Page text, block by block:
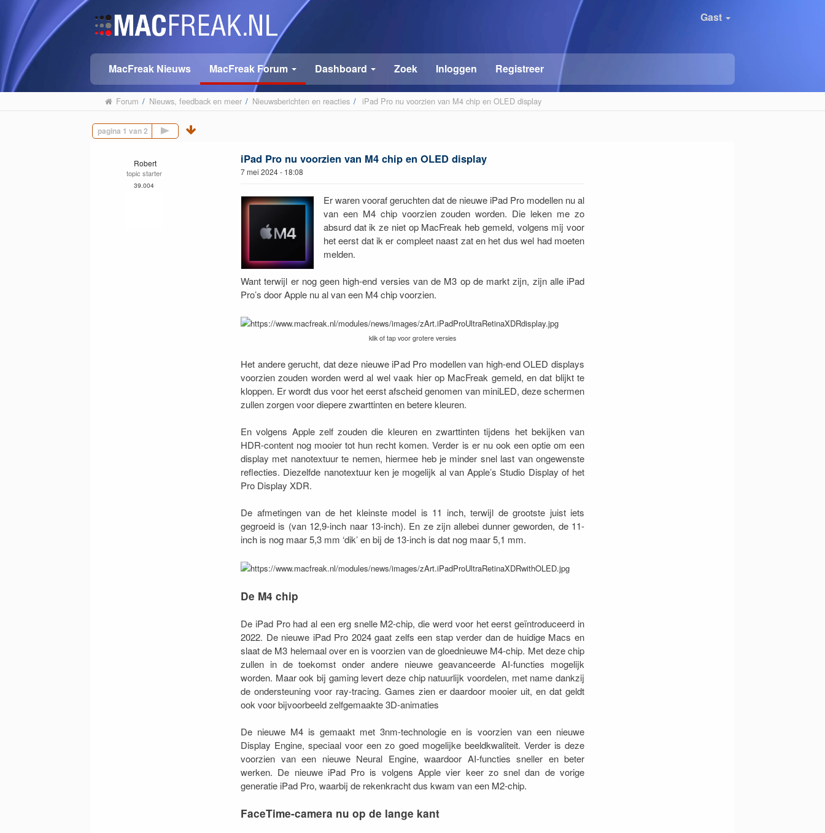
Gast
MacFreak Nieuws MacFreak Forum Dashboard Zoek Inloggen Registreer
Forum / Nieuws, feedback en meer / Nieuwsberichten en reacties / iPad Pro nu voorzien van M4 chip en OLED display
Volgende pagina
Robert
topic starter
39.004
iPad Pro nu voorzien van M4 chip en OLED display
7 mei 2024 - 18:08
Er waren vooraf geruchten dat de nieuwe iPad Pro modellen nu al
van een M4 chip voorzien zouden worden. Die leken me zo
absurd dat ik ze niet op MacFreak heb gemeld, volgens mij voor
het eerst dat ik er compleet naast zat en het dus wel had moeten
melden.
Want terwijl er nog geen high-end versies van de M3 op de markt zijn, zijn alle iPad
Pro’s door Apple nu al van een M4 chip voorzien.
klik of tap voor grotere versies
Het andere gerucht, dat deze nieuwe iPad Pro modellen van high-end OLED displays
voorzien zouden worden werd al wel vaak hier op MacFreak gemeld, en dat blijkt te
kloppen. Er wordt dus voor het eerst afscheid genomen van miniLED, deze schermen
zullen zorgen voor diepere zwarttinten en betere kleuren.
En volgens Apple zelf zouden die kleuren en zwarttinten tijdens het bekijken van
HDR-content nog mooier tot hun recht komen. Verder is er nu ook een optie om een
display met nanotextuur te nemen, hiermee heb je minder snel last van ongewenste
reflecties. Diezelfde nanotextuur ken je mogelijk al van Apple’s Studio Display of het
Pro Display XDR.
De afmetingen van de het kleinste model is 11 inch, terwijl de grootste juist iets
gegroeid is (van 12,9-inch naar 13-inch). En ze zijn allebei dunner geworden, de 11-
inch is nog maar 5,3 mm ‘dik’ en bij de 13-inch is dat nog maar 5,1 mm.
De M4 chip
De iPad Pro had al een erg snelle M2-chip, die werd voor het eerst geïntroduceerd in
2022. De nieuwe iPad Pro 2024 gaat zelfs een stap verder dan de huidige Macs en
slaat de M3 helemaal over en is voorzien van de gloednieuwe M4-chip. Met deze chip
zullen in de toekomst onder andere nieuwe geavanceerde AI-functies mogelijk
worden. Maar ook bij gaming levert deze chip natuurlijk voordelen, met name dankzij
de ondersteuning voor ray-tracing. Games zien er daardoor mooier uit, en dat geldt
ook voor bijvoorbeeld zelfgemaakte 3D-animaties
De nieuwe M4 is gemaakt met 3nm-technologie en is voorzien van een nieuwe
Display Engine, speciaal voor een zo goed mogelijke beeldkwaliteit. Verder is deze
voorzien van een nieuwe Neural Engine, waardoor AI-functies sneller en beter
werken. De nieuwe iPad Pro is volgens Apple vier keer zo snel dan de vorige
generatie iPad Pro, waarbij de rekenkracht dus kwam van een M2-chip.
FaceTime-camera nu op de lange kant